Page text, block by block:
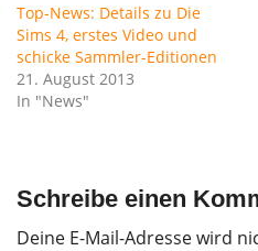
Top-News: Details zu Die
Sims 4, erstes Video und
schicke Sammler-Editionen
21. August 2013
In "News"
Schreibe einen
Deine E-Mail-Adresse wird